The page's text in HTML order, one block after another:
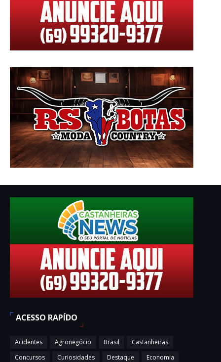
ACESSO RAPÍDO
Acidentes Agronegócio Brasil
Castanheiras
Concursos
Curiosidades Destaque
Economia